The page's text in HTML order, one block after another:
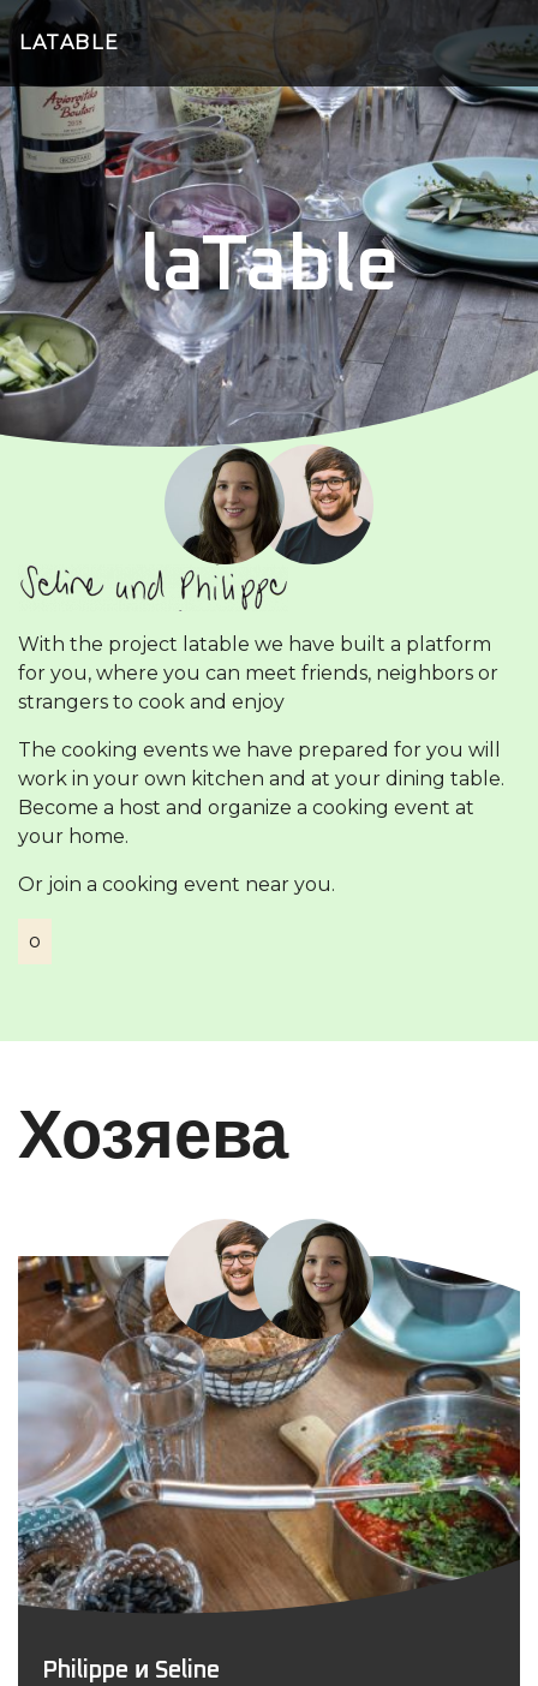
LATABLE
laTable
With the project latable we have built a platform
for you, where you can meet friends, neighbors or
strangers to cook and enjoy
The cooking events we have prepared for you will
work in your own kitchen and at your dining table.
Become a host and organize a cooking event at
your home.
Or join a cooking event near you.
о
Хозяева
Philippe и Seline